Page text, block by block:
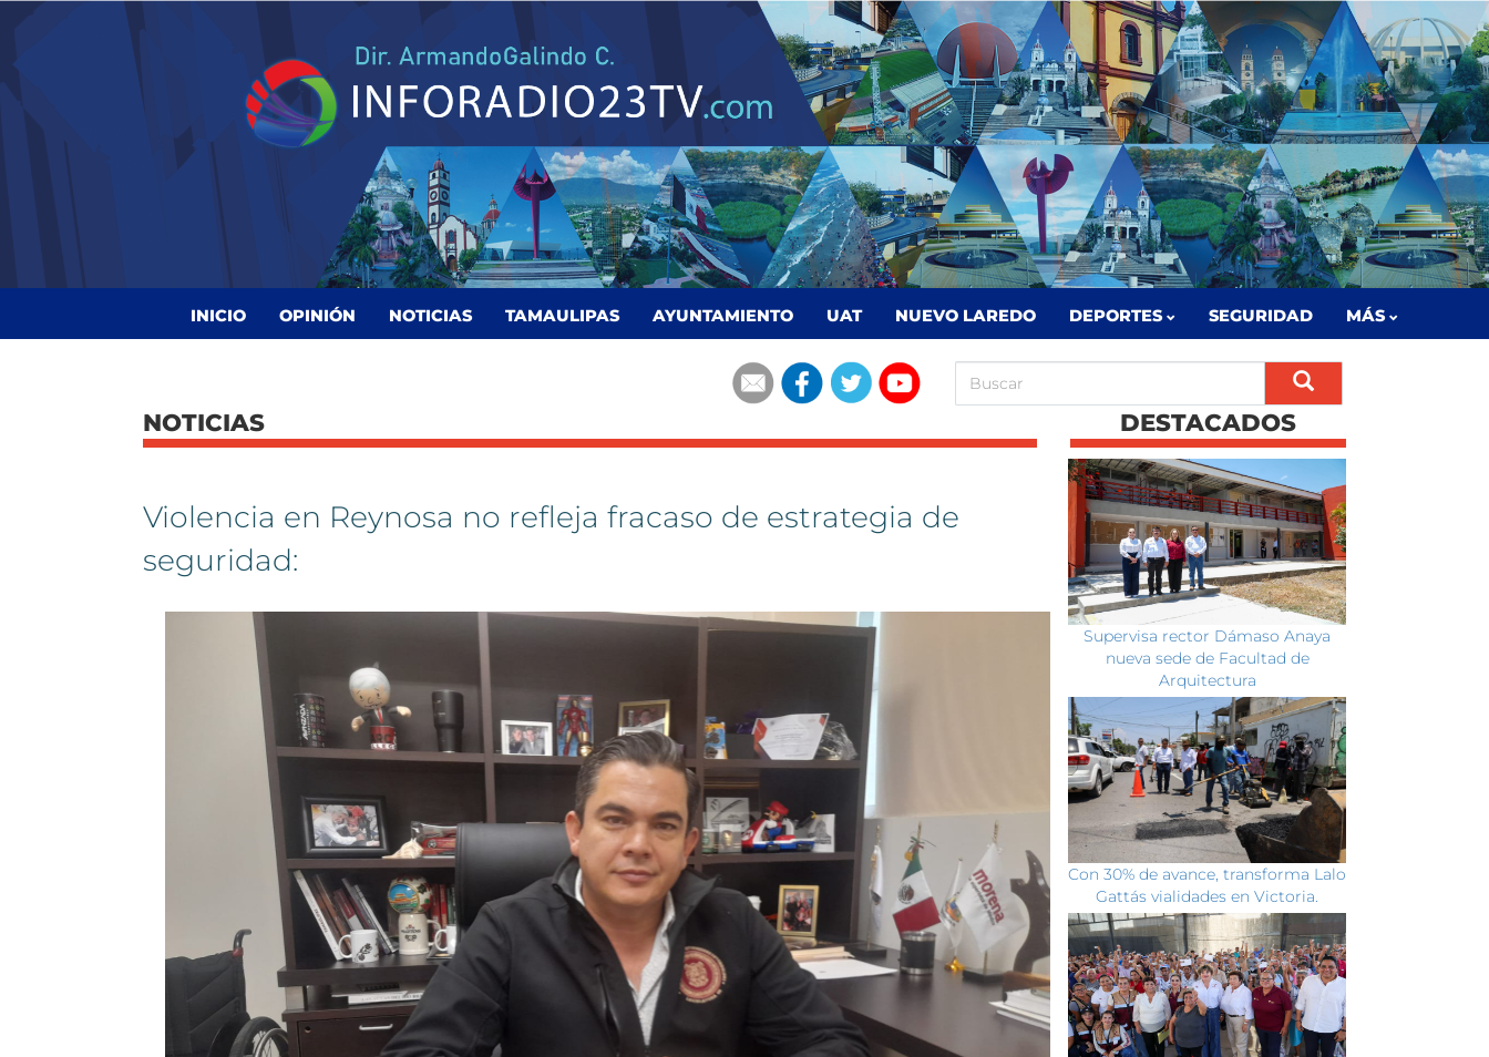
INICIO OPINIÓN NOTICIAS TAMAULIPAS AYUNTAMIENTO UAT NUEVO LAREDO DEPORTES SEGURIDAD MÁS
NOTICIAS
Violencia en Reynosa no refleja fracaso de estrategia de
seguridad:
DESTACADOS
Supervisa rector Dámaso Anaya
nueva sede de Facultad de
Arquitectura
Con 30% de avance, transforma Lalo
Gattás vialidades en Victoria.